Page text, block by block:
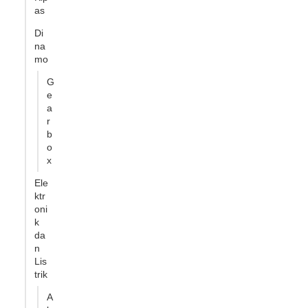
as
Di
na
mo
G
e
a
r
b
o
x
Ele
ktr
oni
k
da
n
Lis
trik
A